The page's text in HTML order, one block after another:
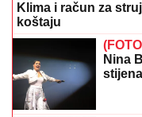
Klima i račun za
koštaju
Nina